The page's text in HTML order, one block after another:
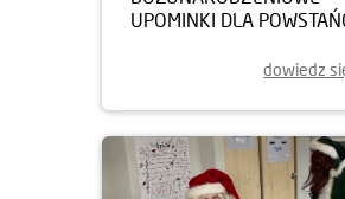
UPOMINKI DLA
dowiedz